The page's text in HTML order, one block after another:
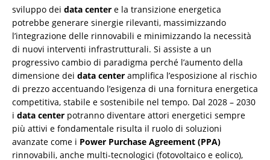
sviluppo dei data center e la transizione energetica
potrebbe generare sinergie rilevanti, massimizzando
l’integrazione delle rinnovabili e minimizzando la necessità
di nuovi interventi infrastrutturali. Si assiste a un
progressivo cambio di paradigma perché l’aumento della
dimensione dei data center amplifica l’esposizione al rischio
di prezzo accentuando l’esigenza di una fornitura energetica
competitiva, stabile e sostenibile nel tempo. Dal 2028 – 2030
i data center potranno diventare attori energetici sempre
più attivi e fondamentale risulta il ruolo di soluzioni
avanzate come i Power Purchase Agreement (PPA)
rinnovabili, anche multi-tecnologici (fotovoltaico e eolico),